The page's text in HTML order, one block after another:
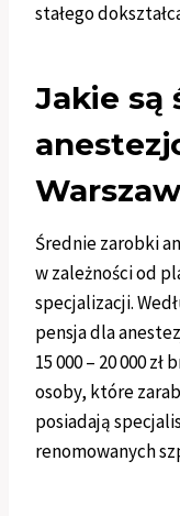
stałego
Jakie są
Średnie zarobki
w zależności od
specjalizacji.
pensja dla
15 000 – 20 000
osoby, które
posiadają
renomowanych